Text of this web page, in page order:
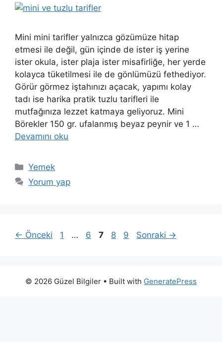
Mini mini tarifler yalnızca gözümüze hitap
etmesi ile değil, gün içinde de ister iş yerine
ister okula, ister plaja ister misafirliğe, her yerde
kolayca tüketilmesi ile de gönlümüzü fethediyor.
Görür görmez iştahınızı açacak, yapımı kolay
tadı ise harika pratik tuzlu tarifleri ile
mutfağınıza lezzet katmaya geliyoruz. Mini
Börekler 150 gr. ufalanmış beyaz peynir ve 1 …
Devamını oku
Kategoriler
Yemek
Yorum yap
← Önceki Sayfa
1 … Sayfa
6 Sayfa
7 Sayfa
8 Sayfa
9 Sonraki →
© 2026 Güzel Bilgiler • Built with GeneratePress